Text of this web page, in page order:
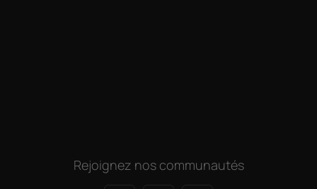
Rejoignez nos communautés